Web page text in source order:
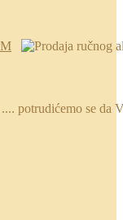
potrudićemo se